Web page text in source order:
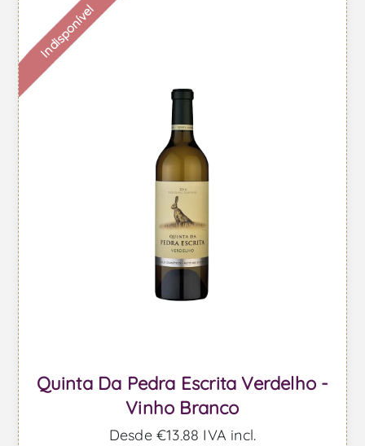
Indisponível
Quinta Da Pedra Escrita Verdelho -
Vinho Branco
Desde €13,88 IVA incl.